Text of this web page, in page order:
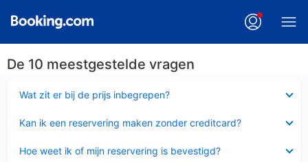
De 10 meestgestelde vragen
Wat zit er bij de prijs inbegrepen?
Kan ik een reservering maken zonder creditcard?
Hoe weet ik of mijn reservering is bevestigd?